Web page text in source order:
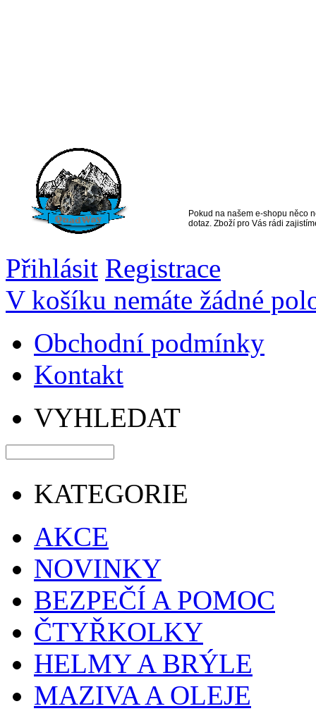
Pokud na našem e-shopu něco
dotaz. Zboží pro Vás rádi
Přihlásit Registrace
V košíku nemáte žádné
Obchodní podmínky
Kontakt
VYHLEDAT
KATEGORIE
AKCE
NOVINKY
BEZPEČÍ A POMOC
ČTYŘKOLKY
HELMY A BRÝLE
MAZIVA A OLEJE